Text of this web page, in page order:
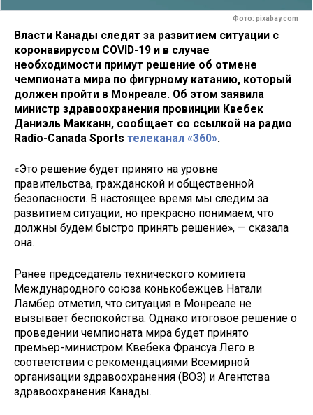
Фото: pixabay.com
Власти Канады следят за развитием ситуации с
коронавирусом COVID-19 и в случае
необходимости примут решение об отмене
чемпионата мира по фигурному катанию, который
должен пройти в Монреале. Об этом заявила
министр здравоохранения провинции Квебек
Даниэль Макканн, сообщает со ссылкой на радио
Radio-Canada Sports телеканал «360».
«Это решение будет принято на уровне
правительства, гражданской и общественной
безопасности. В настоящее время мы следим за
развитием ситуации, но прекрасно понимаем, что
должны будем быстро принять решение», — сказала
она.
Ранее председатель технического комитета
Международного союза конькобежцев Натали
Ламбер отметил, что ситуация в Монреале не
вызывает беспокойства. Однако итоговое решение о
проведении чемпионата мира будет принято
премьер-министром Квебека Франсуа Лего в
соответствии с рекомендациями Всемирной
организации здравоохранения (ВОЗ) и Агентства
здравоохранения Канады.